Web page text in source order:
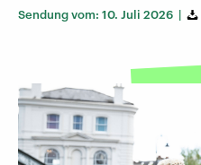
Sendung vom: 10. Juli 2026 |